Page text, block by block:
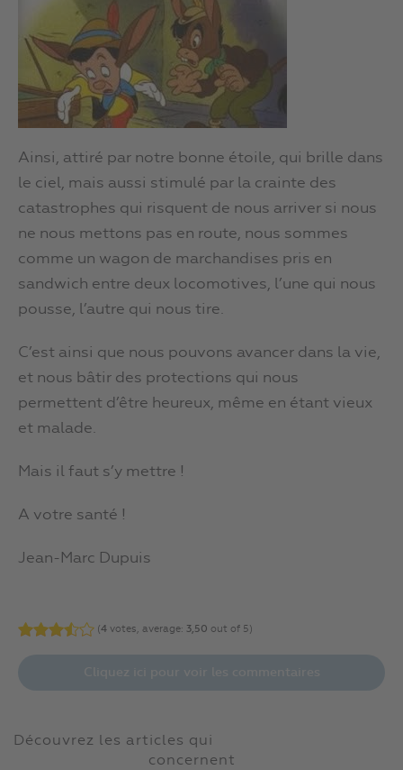
Ainsi, attiré par notre bonne étoile, qui brille dans
le ciel, mais aussi stimulé par la crainte des
catastrophes qui risquent de nous arriver si nous
ne nous mettons pas en route, nous sommes
comme un wagon de marchandises pris en
sandwich entre deux locomotives, l’une qui nous
pousse, l’autre qui nous tire.
C’est ainsi que nous pouvons avancer dans la vie,
et nous bâtir des protections qui nous
permettent d’être heureux, même en étant vieux
et malade.
Mais il faut s’y mettre !
A votre santé !
Jean-Marc Dupuis
(4 votes, average: 3,50 out of 5)
Découvrez les articles qui
concernent